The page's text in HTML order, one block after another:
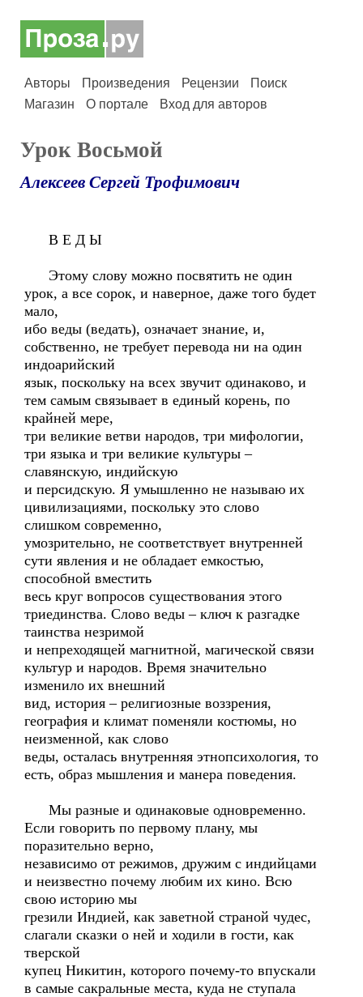
Авторы Произведения Рецензии
Поиск
Магазин
О портале Вход для авторов
Урок Восьмой
Алексеев Сергей Трофимович
В Е Д Ы
Этому слову можно посвятить не один
урок, а все сорок, и наверное, даже того будет
мало,
ибо веды (ведать), означает знание, и,
собственно, не требует перевода ни на один
индоарийский
язык, поскольку на всех звучит одинаково, и
тем самым связывает в единый корень, по
крайней мере,
три великие ветви народов, три мифологии,
три языка и три великие культуры –
славянскую, индийскую
и персидскую. Я умышленно не называю их
цивилизациями, поскольку это слово
слишком современно,
умозрительно, не соответствует внутренней
сути явления и не обладает емкостью,
способной вместить
весь круг вопросов существования этого
триединства. Слово веды – ключ к разгадке
таинства незримой
и непреходящей магнитной, магической связи
культур и народов. Время значительно
изменило их внешний
вид, история – религиозные воззрения,
география и климат поменяли костюмы, но
неизменной, как слово
веды, осталась внутренняя этнопсихология, то
есть, образ мышления и манера поведения.
Мы разные и одинаковые одновременно.
Если говорить по первому плану, мы
поразительно верно,
независимо от режимов, дружим с индийцами
и неизвестно почему любим их кино. Всю
свою историю мы
грезили Индией, как заветной страной чудес,
слагали сказки о ней и ходили в гости, как
тверской
купец Никитин, которого почему-то впускали
в самые сакральные места, куда не ступала